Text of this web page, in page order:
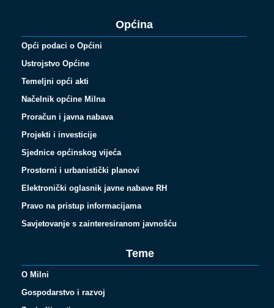
Općina
Opći podaci o Općini
Ustrojstvo Općine
Temeljni opći akti
Načelnik općine Milna
Proračun i javna nabava
Projekti i investicije
Sjednice općinskog vijeća
Prostorni i urbanistički planovi
Elektronički oglasnik javne nabave RH
Pravo na pristup informacijama
Savjetovanje s zainteresiranom javnošću
Teme
O Milni
Gospodarstvo i razvoj